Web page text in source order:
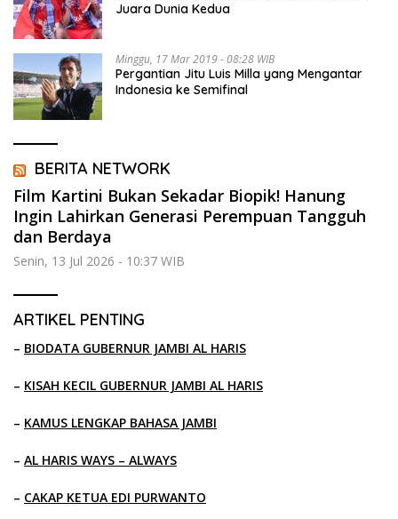
Juara Dunia Kedua
Minggu, 17 Mar 2019 - 08:28 WIB
Pergantian Jitu Luis Milla yang Mengantar
Indonesia ke Semifinal
BERITA NETWORK
Film Kartini Bukan Sekadar Biopik! Hanung
Ingin Lahirkan Generasi Perempuan Tangguh
dan Berdaya
Senin, 13 Jul 2026 - 10:37 WIB
ARTIKEL PENTING
– BIODATA GUBERNUR JAMBI AL HARIS
– KISAH KECIL GUBERNUR JAMBI AL HARIS
– KAMUS LENGKAP BAHASA JAMBI
– AL HARIS WAYS – ALWAYS
– CAKAP KETUA EDI PURWANTO